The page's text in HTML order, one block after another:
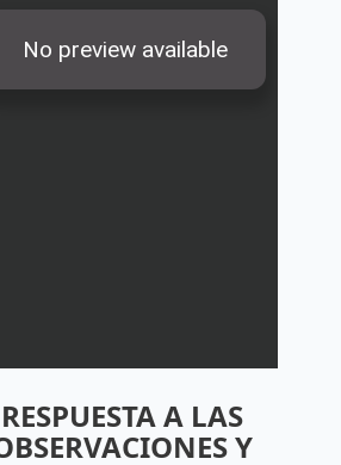
RESPUESTA A LAS
Y